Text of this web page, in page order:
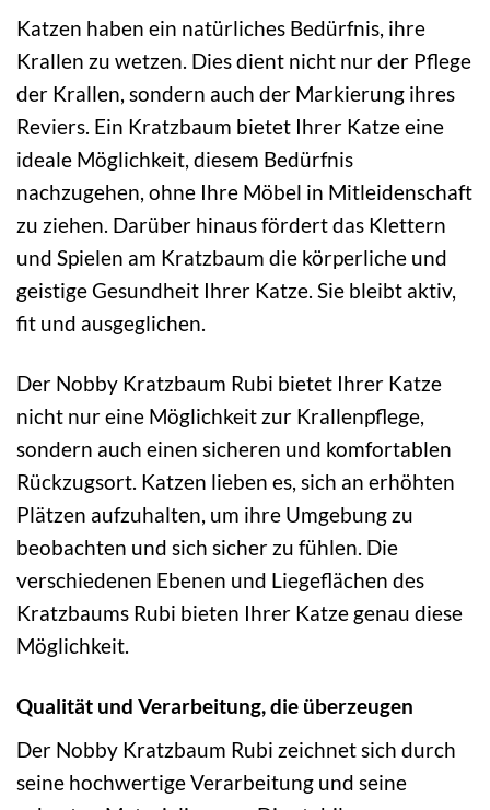
Katzen haben ein natürliches Bedürfnis, ihre
Krallen zu wetzen. Dies dient nicht nur der Pflege
der Krallen, sondern auch der Markierung ihres
Reviers. Ein Kratzbaum bietet Ihrer Katze eine
ideale Möglichkeit, diesem Bedürfnis
nachzugehen, ohne Ihre Möbel in Mitleidenschaft
zu ziehen. Darüber hinaus fördert das Klettern
und Spielen am Kratzbaum die körperliche und
geistige Gesundheit Ihrer Katze. Sie bleibt aktiv,
fit und ausgeglichen.
Der Nobby Kratzbaum Rubi bietet Ihrer Katze
nicht nur eine Möglichkeit zur Krallenpflege,
sondern auch einen sicheren und komfortablen
Rückzugsort. Katzen lieben es, sich an erhöhten
Plätzen aufzuhalten, um ihre Umgebung zu
beobachten und sich sicher zu fühlen. Die
verschiedenen Ebenen und Liegeflächen des
Kratzbaums Rubi bieten Ihrer Katze genau diese
Möglichkeit.
Qualität und Verarbeitung, die überzeugen
Der Nobby Kratzbaum Rubi zeichnet sich durch
seine hochwertige Verarbeitung und seine